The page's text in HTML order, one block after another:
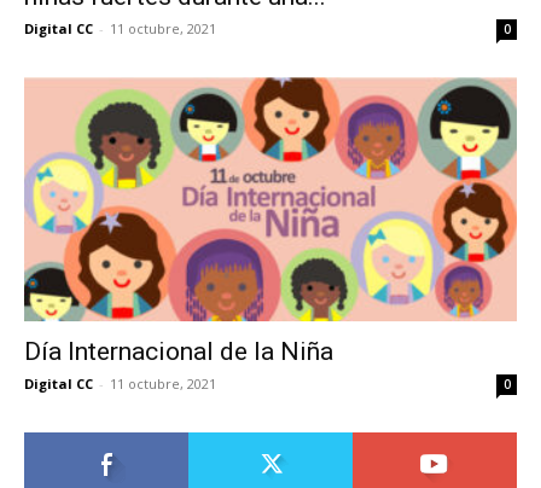
Digital CC - 11 octubre, 2021 0
Día Internacional de la Niña
Digital CC - 11 octubre, 2021 0